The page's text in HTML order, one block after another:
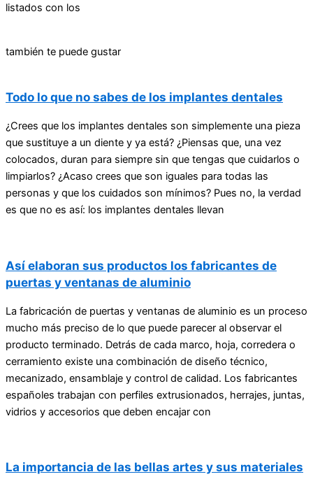
listados con los
también te puede gustar
Todo lo que no sabes de los implantes dentales
¿Crees que los implantes dentales son simplemente una pieza
que sustituye a un diente y ya está? ¿Piensas que, una vez
colocados, duran para siempre sin que tengas que cuidarlos o
limpiarlos? ¿Acaso crees que son iguales para todas las
personas y que los cuidados son mínimos? Pues no, la verdad
es que no es así: los implantes dentales llevan
Así elaboran sus productos los fabricantes de
puertas y ventanas de aluminio
La fabricación de puertas y ventanas de aluminio es un proceso
mucho más preciso de lo que puede parecer al observar el
producto terminado. Detrás de cada marco, hoja, corredera o
cerramiento existe una combinación de diseño técnico,
mecanizado, ensamblaje y control de calidad. Los fabricantes
españoles trabajan con perfiles extrusionados, herrajes, juntas,
vidrios y accesorios que deben encajar con
La importancia de las bellas artes y sus materiales